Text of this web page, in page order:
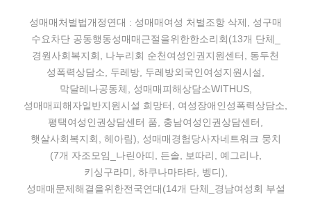
성매매처벌법개정연대 : 성매매여성 처벌조항 삭제, 성구매
수요차단 공동행동성매매근절을위한한소리회(13개 단체_
경원사회복지회, 나누리회 순천여성인권지원센터, 동두천
성폭력상담소, 두레방, 두레방외국인여성지원시설,
막달레나공동체, 성매매피해상담소WITHUS,
성매매피해자일반지원시설 희망터, 여성장애인성폭력상담소,
평택여성인권상담센터 품, 충남여성인권상담센터,
햇살사회복지회, 헤아림), 성매매경험당사자네트워크 뭉치
(7개 자조모임_나린아띠, 든솔, 보따리, 예그리나,
키싱구라미, 하쿠나마타타, 벵디),
성매매문제해결을위한전국연대(14개 단체_경남여성회 부설